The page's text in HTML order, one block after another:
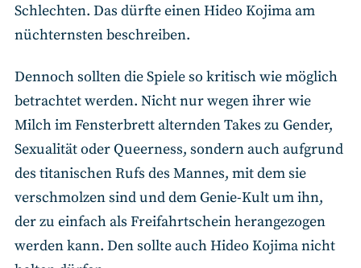
Schlechten. Das dürfte einen Hideo Kojima am
nüchternsten beschreiben.
Dennoch sollten die Spiele so kritisch wie möglich
betrachtet werden. Nicht nur wegen ihrer wie
Milch im Fensterbrett alternden Takes zu Gender,
Sexualität oder Queerness, sondern auch aufgrund
des titanischen Rufs des Mannes, mit dem sie
verschmolzen sind und dem Genie-Kult um ihn,
der zu einfach als Freifahrtschein herangezogen
werden kann. Den sollte auch Hideo Kojima nicht